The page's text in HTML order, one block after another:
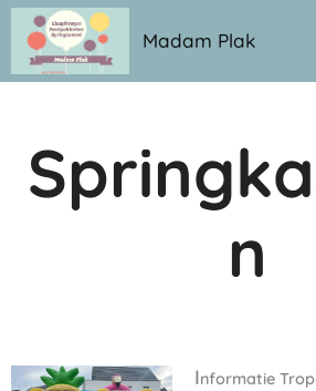
Madam Plak
n
Informatie